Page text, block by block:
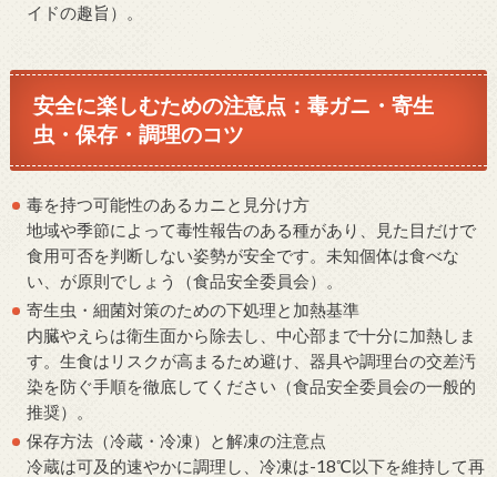
イドの趣旨）。
安全に楽しむための注意点：毒ガニ・寄生
虫・保存・調理のコツ
毒を持つ可能性のあるカニと見分け方
地域や季節によって毒性報告のある種があり、見た目だけで
食用可否を判断しない姿勢が安全です。未知個体は食べな
い、が原則でしょう（食品安全委員会）。
寄生虫・細菌対策のための下処理と加熱基準
内臓やえらは衛生面から除去し、中心部まで十分に加熱しま
す。生食はリスクが高まるため避け、器具や調理台の交差汚
染を防ぐ手順を徹底してください（食品安全委員会の一般的
推奨）。
保存方法（冷蔵・冷凍）と解凍の注意点
冷蔵は可及的速やかに調理し、冷凍は-18℃以下を維持して再